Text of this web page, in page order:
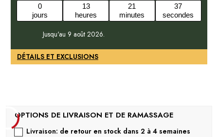
0
jours
13
heures
21
minutes
37
secondes
Jusqu'au 9 août 2026.
DÉTAILS ET EXCLUSIONS
Livraison: de retour en stock dans 2 à 4 semaines